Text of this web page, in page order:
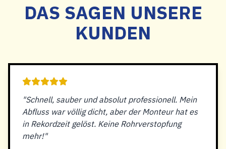
DAS SAGEN UNSERE
KUNDEN
"Schnell, sauber und absolut professionell. Mein
Abfluss war völlig dicht, aber der Monteur hat es
in Rekordzeit gelöst. Keine Rohrverstopfung
mehr!"